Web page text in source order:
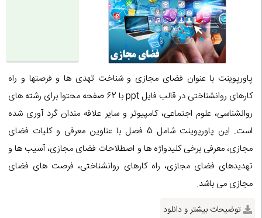
پاورپوینت با عنوان فضای مجازی و شناخت تهدی ها و فرصتها و راه
کارهای روانشناختی در قالب فایل ppt با 62 صفحه محتوا برای رشته های
روانشناسی، علوم اجتماعی، کامپیوتر و سایر علاقه مندان گرد آوری شده
است. این پاورپوینت شامل 5 فصل با عناوین معرفی و کلیات فضای
مجازی، معرفی برخی کلیدواژه ها و اصطلاحات فضای مجازی، آسیب ها و
تهدیدهای فضای مجازی، راه کارهای روانشناختی، فرصت های فضای
مجازی می باشد.
توضیحات بیشتر و دانلود